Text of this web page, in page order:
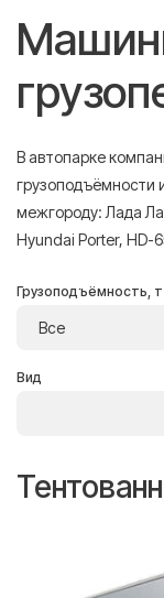
В автопарке
грузоподъёмности
межгороду: Лада
Hyundai Porter, HD-
Грузоподъёмность, т
Вид